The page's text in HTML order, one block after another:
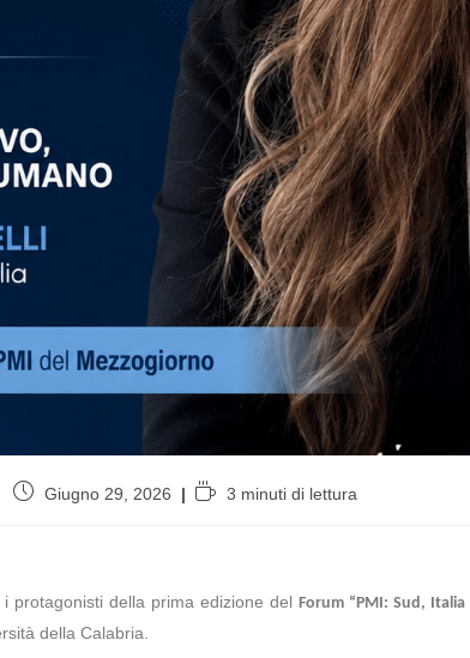
Giugno 29, 2026 3 minuti di lettura
i protagonisti della prima edizione del Forum “PMI: Sud,
della Calabria.